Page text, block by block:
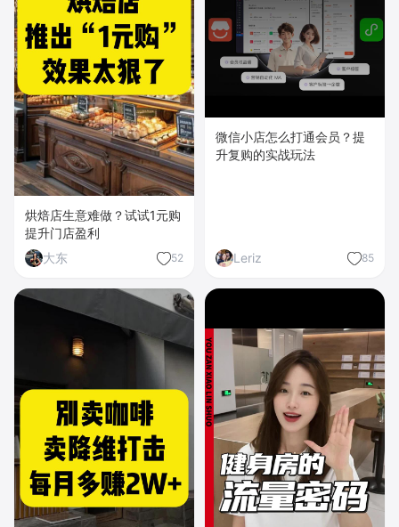
烘焙店生意难做？试试1元购
提升门店盈利
大东
52
微信小店怎么打通会员？提
升复购的实战玩法
Leriz 85